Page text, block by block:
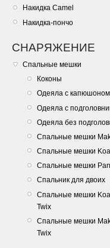
Накидка Camel
Накидка-пончо
СНАРЯЖЕНИЕ
Спальные мешки
Коконы
Одеяла с капюшоном
Одеяла с
Одеяла без
Спальные мешки
Спальные мешки
Спальные мешки
Спальник для двоих
Спальные мешки
Twix
Спальные мешки
Twix